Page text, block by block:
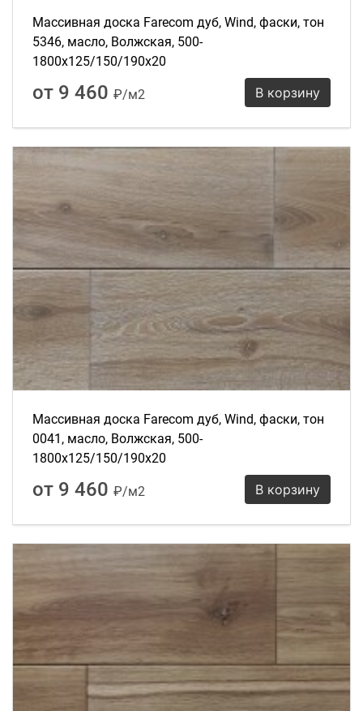
Массивная доска Farecom дуб, Wind, фаски, тон
5346, масло, Волжская, 500-
1800х125/150/190х20
от 9 460 ₽/м2 В корзину
Массивная доска Farecom дуб, Wind, фаски, тон
0041, масло, Волжская, 500-
1800х125/150/190х20
от 9 460 ₽/м2 В корзину